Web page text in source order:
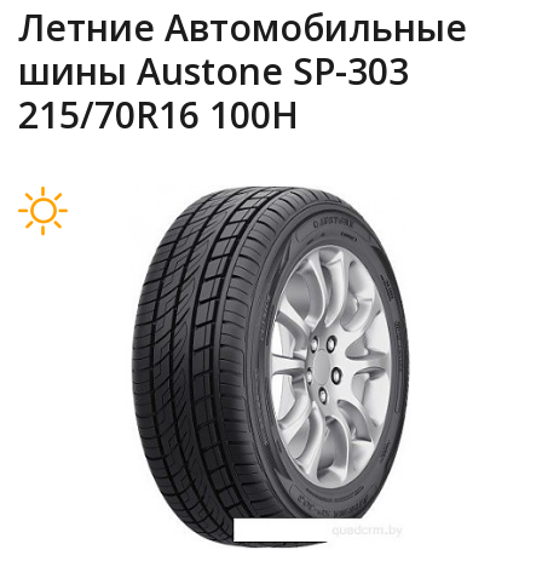
Летние Автомобильные
шины Austone SP-303
215/70R16 100H